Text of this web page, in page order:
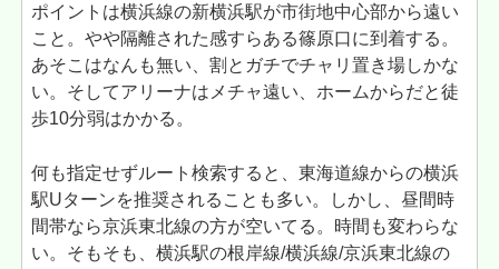
ポイントは横浜線の新横浜駅が市街地中心部から遠い
こと。やや隔離された感すらある篠原口に到着する。
あそこはなんも無い、割とガチでチャリ置き場しかな
い。そしてアリーナはメチャ遠い、ホームからだと徒
歩10分弱はかかる。
何も指定せずルート検索すると、東海道線からの横浜
駅Uターンを推奨されることも多い。しかし、昼間時
間帯なら京浜東北線の方が空いてる。時間も変わらな
い。そもそも、横浜駅の根岸線/横浜線/京浜東北線の